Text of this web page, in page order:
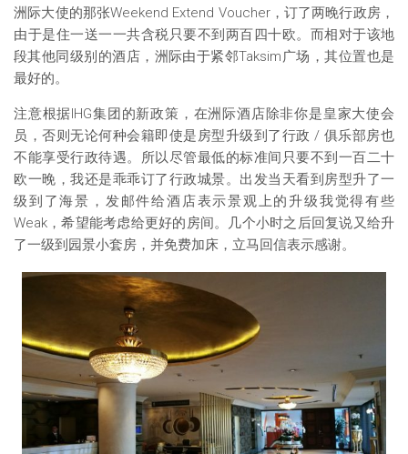
洲际大使的那张Weekend Extend Voucher，订了两晚行政房，
由于是住一送一一共含税只要不到两百四十欧。而相对于该地
段其他同级别的酒店，洲际由于紧邻Taksim广场，其位置也是
最好的。
注意根据IHG集团的新政策，在洲际酒店除非你是皇家大使会
员，否则无论何种会籍即使是房型升级到了行政 / 俱乐部房也
不能享受行政待遇。所以尽管最低的标准间只要不到一百二十
欧一晚，我还是乖乖订了行政城景。出发当天看到房型升了一
级到了海景，发邮件给酒店表示景观上的升级我觉得有些
Weak，希望能考虑给更好的房间。几个小时之后回复说又给升
了一级到园景小套房，并免费加床，立马回信表示感谢。